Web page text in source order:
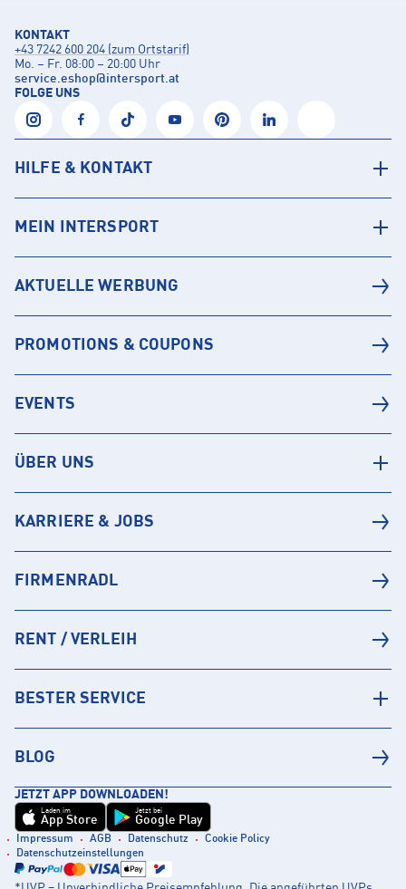
KONTAKT
+43 7242 600 204 (zum Ortstarif)
Mo. – Fr. 08:00 – 20:00 Uhr
service.eshop@intersport.at
FOLGE UNS
HILFE & KONTAKT
MEIN INTERSPORT
AKTUELLE WERBUNG
PROMOTIONS & COUPONS
EVENTS
ÜBER UNS
KARRIERE & JOBS
FIRMENRADL
RENT / VERLEIH
BESTER SERVICE
BLOG
JETZT APP DOWNLOADEN!
Laden im
App Store
Jetzt bei
Google Play
Impressum AGB Datenschutz
Cookie Policy
Datenschutzeinstellungen